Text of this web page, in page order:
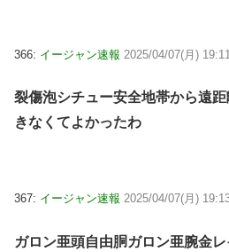
366: イージャン速報 2025/04/07(月)
裂傷泡シチュー安全地帯から遠
きなくてよかったわ
367: イージャン速報 2025/04/07(月)
ガロン亜頭自由胴ガロン亜腕金